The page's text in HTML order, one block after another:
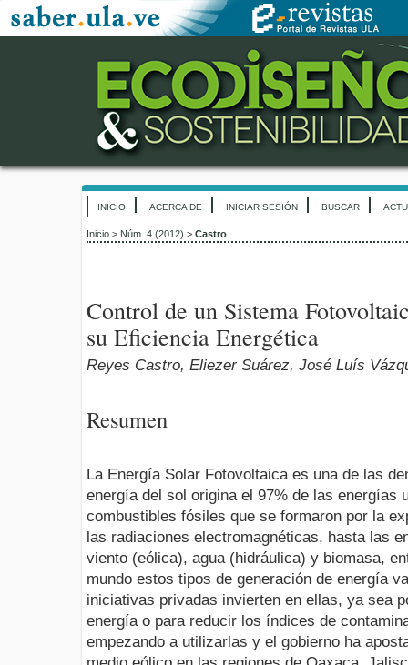
INICIO ACERCA DE INICIAR SESIÓN BUSCAR
Inicio > Núm. 4 (2012) > Castro
Control de un Sistema
su Eficiencia Energética
Reyes Castro, Eliezer Suárez, José Luís
Resumen
La Energía Solar Fotovoltaica es una de las
energía del sol origina el 97% de las energías
combustibles fósiles que se formaron por la
las radiaciones electromagnéticas, hasta las
viento (eólica), agua (hidráulica) y biomasa,
mundo estos tipos de generación de energía
iniciativas privadas invierten en ellas, ya sea
energía o para reducir los índices de
empezando a utilizarlas y el gobierno ha